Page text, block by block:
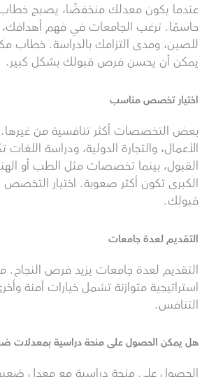
عندما يكون معدلك منخفضًا، يصبح خطاب
حاسمًا. ترغب الجامعات في فهم أهدافك،
للصين، ومدى التزامك بالدراسة. خطاب
يمكن أن يحسن فرص قبولك بشكل كبير.
اختيار تخصص مناسب
بعض التخصصات أكثر تنافسية من غيرها.
الأعمال، والتجارة الدولية، ودراسة
القبول، بينما تخصصات مثل الطب أو
الكبرى تكون أكثر صعوبة. اختيار
قبولك.
التقديم لعدة جامعات
التقديم لعدة جامعات يزيد فرص النجاح.
استراتيجية متوازنة تشمل خيارات آمنة
التنافس.
هل يمكن الحصول على منحة دراسية بمعدلات